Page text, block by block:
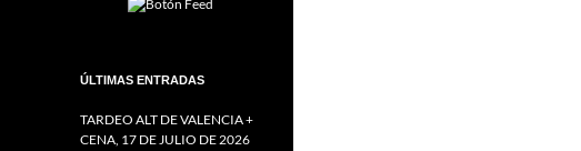
ÚLTIMAS ENTRADAS
TARDEO ALT DE VALENCIA +
CENA, 17 DE JULIO DE 2026